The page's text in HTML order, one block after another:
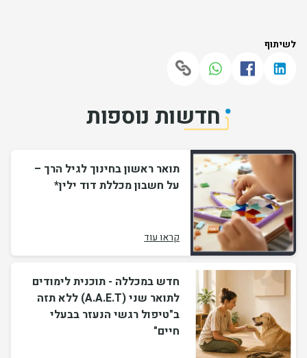
לשיתוף
חדשות נוספות
תואר ראשון בחינוך לגיל הרך –
על חשבון מכללת דוד ילין*
קראו עוד
חדש במכללה - תוכנית לימודים
לתואר שני (A.A.E.T) ללא תזה
ב"טיפול רגשי הנעזר בבעלי
חיים"